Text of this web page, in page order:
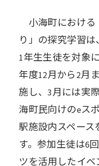
小海町における
り」の探究学習
1年生生徒を対象に
年度12月から 2月
施し、3月には実
海町民向けのeス
駅施設内スペース
す。参加生徒は6
ツを活用したイ